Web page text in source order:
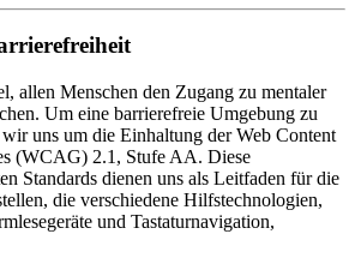
allen Menschen den Zugang zu mentaler
Um eine barrierefreie Umgebung zu
uns um die Einhaltung der Web Content
(WCAG) 2.1, Stufe AA. Diese
Standards dienen uns als Leitfaden für die
die verschiedene Hilfstechnologien,
und Tastaturnavigation,